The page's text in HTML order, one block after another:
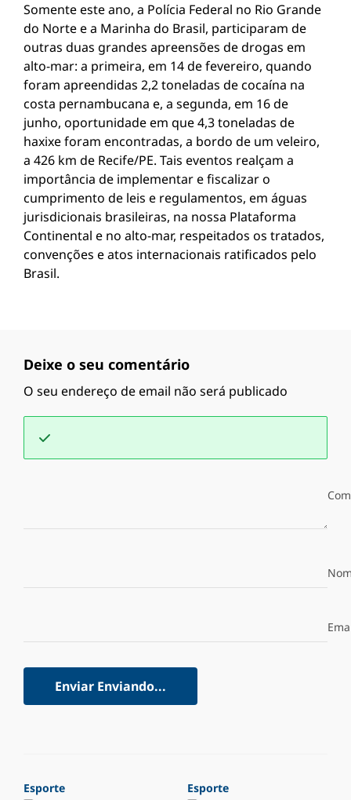
Somente este ano, a Polícia Federal no Rio Grande
do Norte e a Marinha do Brasil, participaram de
outras duas grandes apreensões de drogas em
alto-mar: a primeira, em 14 de fevereiro, quando
foram apreendidas 2,2 toneladas de cocaína na
costa pernambucana e, a segunda, em 16 de
junho, oportunidade em que 4,3 toneladas de
haxixe foram encontradas, a bordo de um veleiro,
a 426 km de Recife/PE. Tais eventos realçam a
importância de implementar e fiscalizar o
cumprimento de leis e regulamentos, em águas
jurisdicionais brasileiras, na nossa Plataforma
Continental e no alto-mar, respeitados os tratados,
convenções e atos internacionais ratificados pelo
Brasil.
Deixe o seu comentário
O seu endereço de email não será publicado
Enviar Enviando...
Esporte Esporte